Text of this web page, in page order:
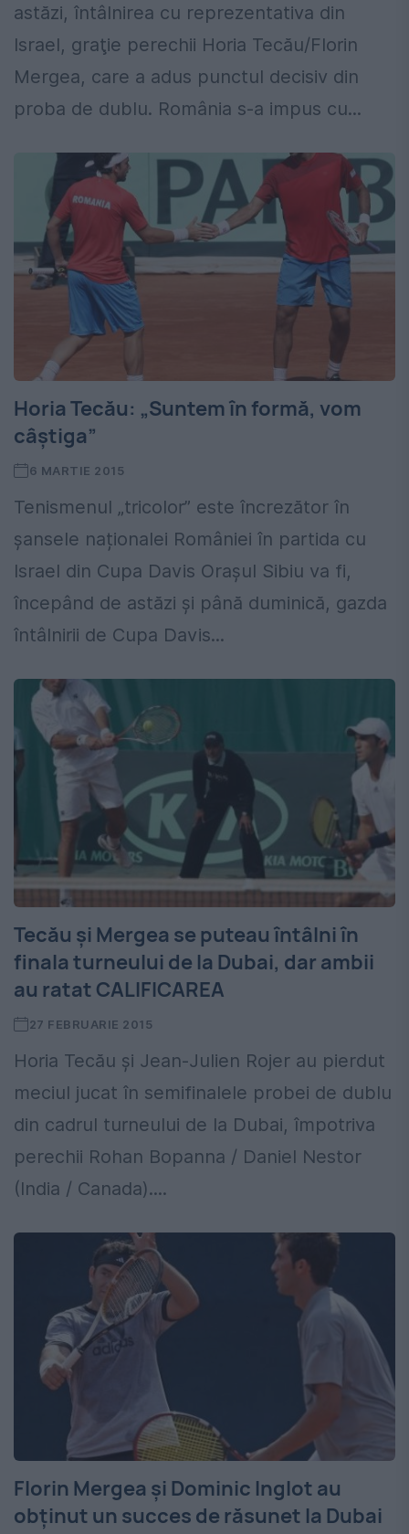
astăzi, întâlnirea cu reprezentativa din
Israel, graţie perechii Horia Tecău/Florin
Mergea, care a adus punctul decisiv din
proba de dublu. România s-a impus cu...
Horia Tecău: „Suntem în formă, vom
câștiga”
6 MARTIE 2015
Tenismenul „tricolor” este încrezător în
șansele naționalei României în partida cu
Israel din Cupa Davis Orașul Sibiu va fi,
începând de astăzi și până duminică, gazda
întâlnirii de Cupa Davis...
Tecău și Mergea se puteau întâlni în
finala turneului de la Dubai, dar ambii
au ratat CALIFICAREA
27 FEBRUARIE 2015
Horia Tecău și Jean-Julien Rojer au pierdut
meciul jucat în semifinalele probei de dublu
din cadrul turneului de la Dubai, împotriva
perechii Rohan Bopanna / Daniel Nestor
(India / Canada)....
Florin Mergea și Dominic Inglot au
obținut un succes de răsunet la Dubai